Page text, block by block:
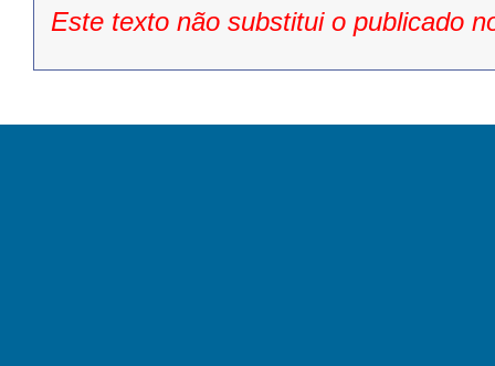
Este texto não substitui o publicado